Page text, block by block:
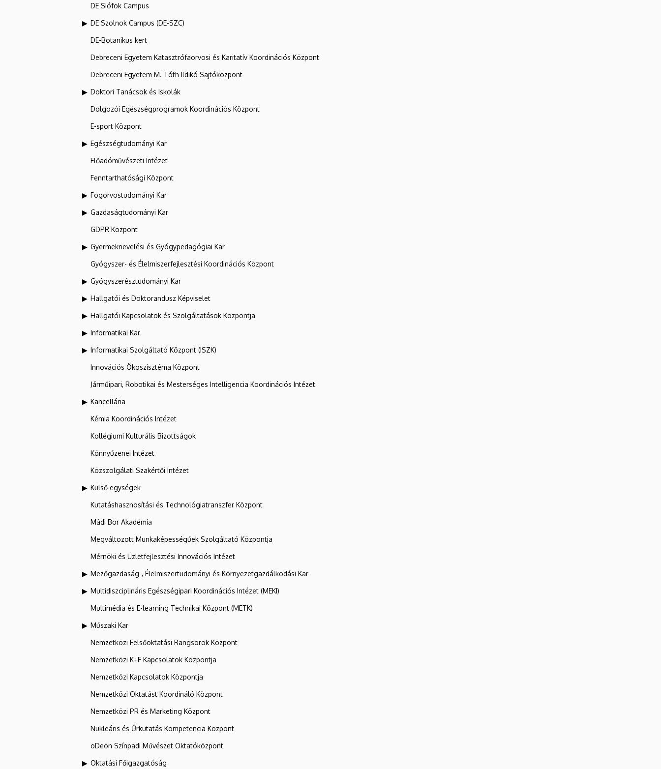
DE Siófok Campus
DE Szolnok Campus (DE-SZC)
DE-Botanikus kert
Debreceni Egyetem Katasztrófaorvosi és Karitatív Koordinációs Központ
Debreceni Egyetem M. Tóth Ildikó Sajtóközpont
Doktori Tanácsok és Iskolák
Dolgozói Egészségprogramok Koordinációs Központ
E-sport Központ
Egészségtudományi Kar
Előadóművészeti Intézet
Fenntarthatósági Központ
Fogorvostudományi Kar
Gazdaságtudományi Kar
GDPR Központ
Gyermeknevelési és Gyógypedagógiai Kar
Gyógyszer- és Élelmiszerfejlesztési Koordinációs Központ
Gyógyszerésztudományi Kar
Hallgatói és Doktorandusz Képviselet
Hallgatói Kapcsolatok és Szolgáltatások Központja
Informatikai Kar
Informatikai Szolgáltató Központ (ISZK)
Innovációs Ökoszisztéma Központ
Járműipari, Robotikai és Mesterséges Intelligencia Koordinációs Intézet
Kancellária
Kémia Koordinációs Intézet
Kollégiumi Kulturális Bizottságok
Könnyűzenei Intézet
Közszolgálati Szakértői Intézet
Külső egységek
Kutatáshasznosítási és Technológiatranszfer Központ
Mádi Bor Akadémia
Megváltozott Munkaképességűek Szolgáltató Központja
Mérnöki és Üzletfejlesztési Innovációs Intézet
Mezőgazdaság-, Élelmiszertudományi és Környezetgazdálkodási Kar
Multidiszciplináris Egészségipari Koordinációs Intézet (MEKI)
Multimédia és E-learning Technikai Központ (METK)
Műszaki Kar
Nemzetközi Felsőoktatási Rangsorok Központ
Nemzetközi K+F Kapcsolatok Központja
Nemzetközi Kapcsolatok Központja
Nemzetközi Oktatást Koordináló Központ
Nemzetközi PR és Marketing Központ
Nukleáris és Űrkutatás Kompetencia Központ
oDeon Színpadi Művészet Oktatóközpont
Oktatási Főigazgatóság